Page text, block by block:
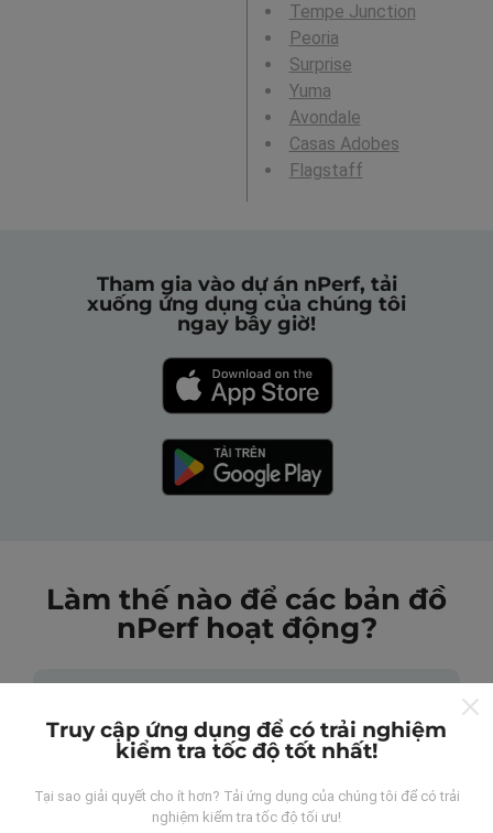
Tempe Junction
Peoria
Surprise
Yuma
Avondale
Casas Adobes
Flagstaff
Tham gia vào dự án nPerf, tải
xuống ứng dụng của chúng tôi
ngay bây giờ!
Làm thế nào để các bản đồ
nPerf hoạt động?
Những dữ liệu này đến từ đâu?
Truy cập ứng dụng để có trải nghiệm
kiểm tra tốc độ tốt nhất!
Tại sao giải quyết cho ít hơn? Tải ứng dụng của chúng tôi để có trải
nghiệm kiểm tra tốc độ tối ưu!